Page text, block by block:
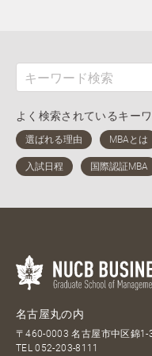
よく検索されているキーワ
名古屋丸の内
〒460-0003 名古屋市中区錦1-
TEL052-203-8111